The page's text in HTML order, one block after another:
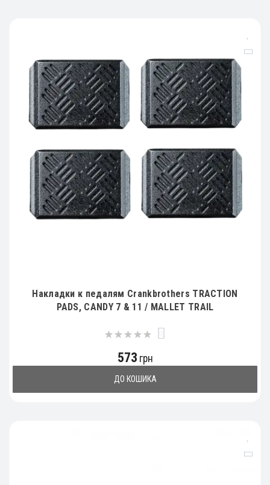
Накладки к педалям Crankbrothers TRACTION
PADS, CANDY 7 & 11 / MALLET TRAIL
573 грн
ДО КОШИКА